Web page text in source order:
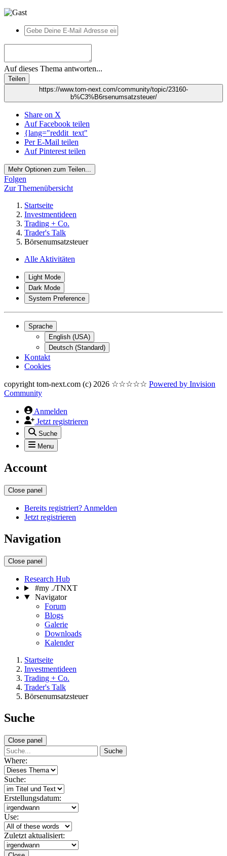
Auf dieses Thema antworten...
Teilen
https://www.tom-next.com/community/topic/23160-
b%C3%B6rsenumsatzsteuer/
Share on X
Auf Facebook teilen
{lang="reddit_text"
Per E-Mail teilen
Auf Pinterest teilen
Mehr Optionen zum Teilen...
Folgen
Zur Themenübersicht
Startseite
Investmentideen
Trading + Co.
Trader's Talk
Börsenumsatzsteuer
Alle Aktivitäten
Light Mode
Dark Mode
System Preference
Sprache
English (USA)
Deutsch (Standard)
Kontakt
Cookies
copyright tom-next.com (c) 2026 ☆☆☆☆☆ Powered by Invision
Community
Anmelden
Jetzt registrieren
Suche
Menu
Account
Close panel
Bereits registriert? Anmelden
Jetzt registrieren
Navigation
Close panel
Research Hub
#my ./TNXT
Navigator
Forum
Blogs
Galerie
Downloads
Kalender
Startseite
Investmentideen
Trading + Co.
Trader's Talk
Börsenumsatzsteuer
Suche
Close panel
Suche
Where:
Suche:
Erstellungsdatum:
Use:
Zuletzt aktualisiert: